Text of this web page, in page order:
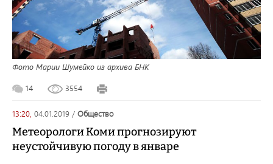
Фото Марии Шумейко из архива БНК
14 3554
13:20, 04.01.2019 / общество
Метеорологи Коми прогнозируют
неустойчивую погоду в январе